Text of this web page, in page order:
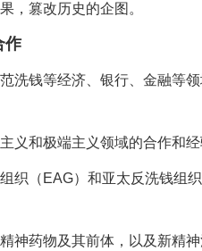
，篡改历史的企图。
作
洗钱等经济、银行、金融等
义和极端主义领域的合作和经
织（EAG）和亚太反洗钱组
神药物及其前体，以及新精